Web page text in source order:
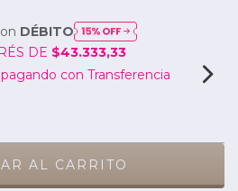
DÉBITO
DE $43.333,33
pagando con Transferencia